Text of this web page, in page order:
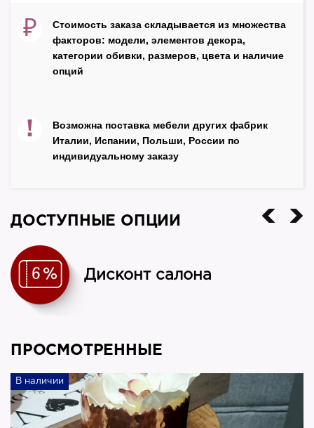
Bontempi
Страна
Италия
₽
Стоимость заказа складывается из множества
факторов: модели, элементов декора,
категории обивки, размеров, цвета и наличие
опций
!
Возможна поставка мебели других фабрик
Италии, Испании, Польши, России по
индивидуальному заказу
ДОСТУПНЫЕ ОПЦИИ
Дисконт салона
ПРОСМОТРЕННЫЕ
В наличии